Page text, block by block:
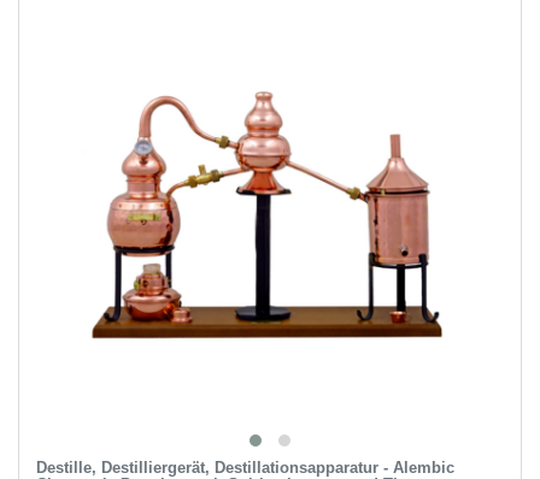
Destille, Destilliergerät, Destillationsapparatur - Alembic